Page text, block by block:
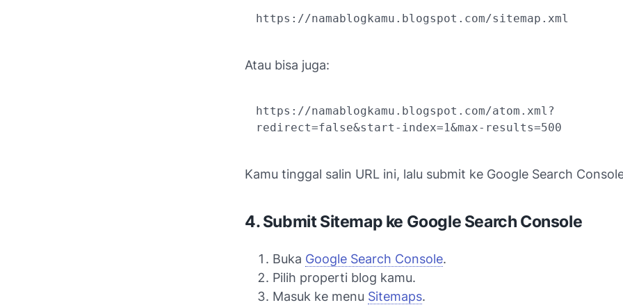
https://namablogkamu.blogspot.com/sitemap.xml
Atau bisa juga:
https://namablogkamu.blogspot.com/atom.xml?
redirect=false&start-index=1&max-results=500
Kamu tinggal salin URL ini, lalu submit ke Google Search
4. Submit Sitemap ke Google Search Console
Buka Google Search Console.
Pilih properti blog kamu.
Masuk ke menu Sitemaps.